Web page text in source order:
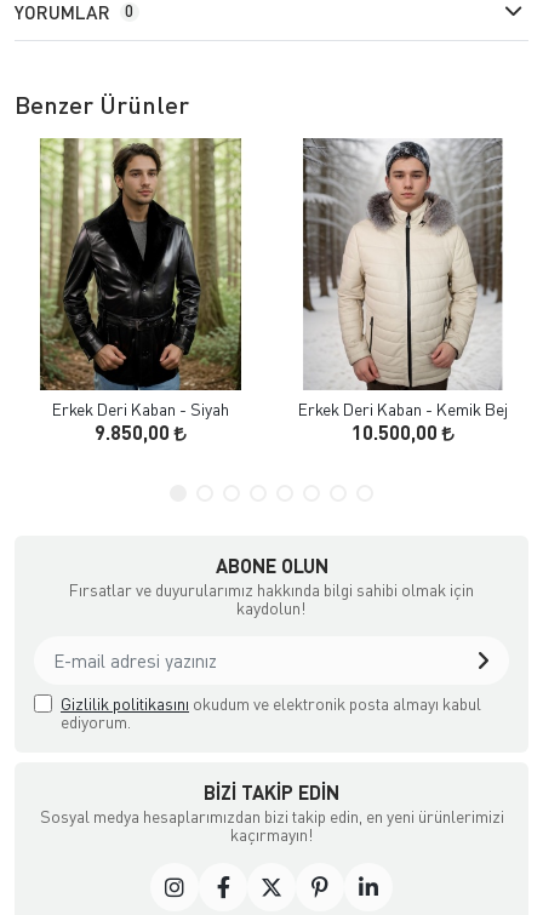
YORUMLAR 0
Benzer Ürünler
Erkek Deri Kaban - Siyah
9.850,00
Erkek Deri Kaban - Kemik Bej
10.500,00
ABONE OLUN
Fırsatlar ve duyurularımız hakkında bilgi sahibi olmak için
kaydolun!
Gizlilik politikasını okudum ve elektronik posta almayı kabul
ediyorum.
BIZI TAKIP EDIN
Sosyal medya hesaplarımızdan bizi takip edin, en yeni ürünlerimizi
kaçırmayın!